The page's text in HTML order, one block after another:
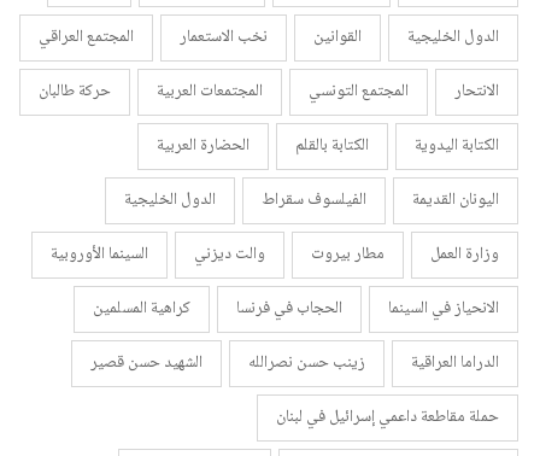
الدول الخليجية
القوانين نخب الاستعمار
المجتمع العراقي
الانتحار
المجتمع التونسي المجتمعات العربية
حركة طالبان
الكتابة اليدوية
الكتابة بالقلم
الحضارة العربية
اليونان القديمة
الفيلسوف سقراط
الدول الخليجية
وزارة العمل
مطار بيروت والت ديزني
السينما الأوروبية
الانحياز في السينما
الحجاب في فرنسا
كراهية المسلمين
الدراما العراقية
زينب حسن نصرالله
الشهيد حسن قصير
حملة مقاطعة داعمي إسرائيل في لبنان